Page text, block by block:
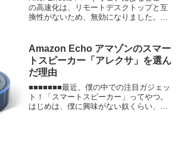
の高速化は、リモートデスクトップと互
換性がないため、無効になりました。
な時の解決策は、まずはネットで...
Amazon Echo アマゾンのスマー
トスピーカー「アレクサ」を選ん
だ理由
■■■■■■■最近、僕の中での注目ガジェッ
ト！「スマートスピーカー」ってやつ。
はじめは、僕に興味がない奴くらい、僕